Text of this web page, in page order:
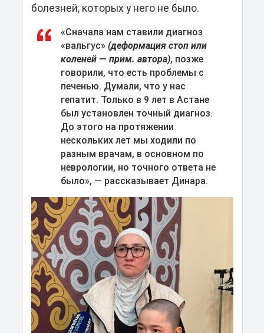
болезней, которых у него не было.
«Сначала нам ставили диагноз
«вальгус» (деформация стоп или
коленей — прим. автора), позже
говорили, что есть проблемы с
печенью. Думали, что у нас
гепатит. Только в 9 лет в Астане
был установлен точный диагноз.
До этого на протяжении
нескольких лет мы ходили по
разным врачам, в основном по
неврологии, но точного ответа не
было», — рассказывает Динара.